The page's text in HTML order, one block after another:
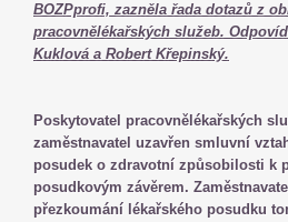
BOZPprofi, zazněla řada dotazů z
pracovnělékařských služeb.
Kuklová a Robert Křepinský.
Poskytovatel pracovnělékařských
zaměstnavatel uzavřen smluvní
posudek o zdravotní způsobilosti k
posudkovým závěrem.
přezkoumání lékařského posudku